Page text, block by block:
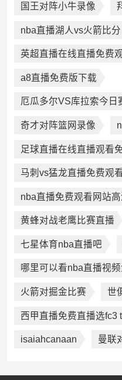
国王对阵小牛录像
nba直播湖人vs火箭比分
英超直播在线直播免费
a8直播免费版下载
厄瓜多尔VS库拉索今日
奇才对阵篮网录像
足球直播在线直播观看
马刺vs猛龙直播免费观
nba直播免费观看网站高
黄蜂对战老鹰比赛直播
七星体育nba直播吧
哪里可以看nba直播视
火箭对掘金比赛 世
西甲直播免费直播选fc3
isaiahcanaan 曼联